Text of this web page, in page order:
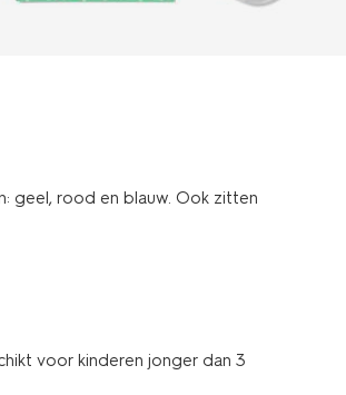
geel, rood en blauw. Ook zitten
voor kinderen jonger dan 3